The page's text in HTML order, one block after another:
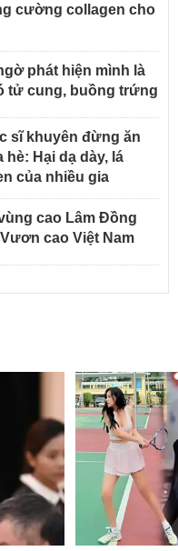
cường collagen cho
phát hiện mình là
tử cung, buồng trứng
sĩ khuyên đừng ăn
hè: Hại dạ dày, lá
của nhiều gia
cao Lâm Đồng
cao Việt Nam